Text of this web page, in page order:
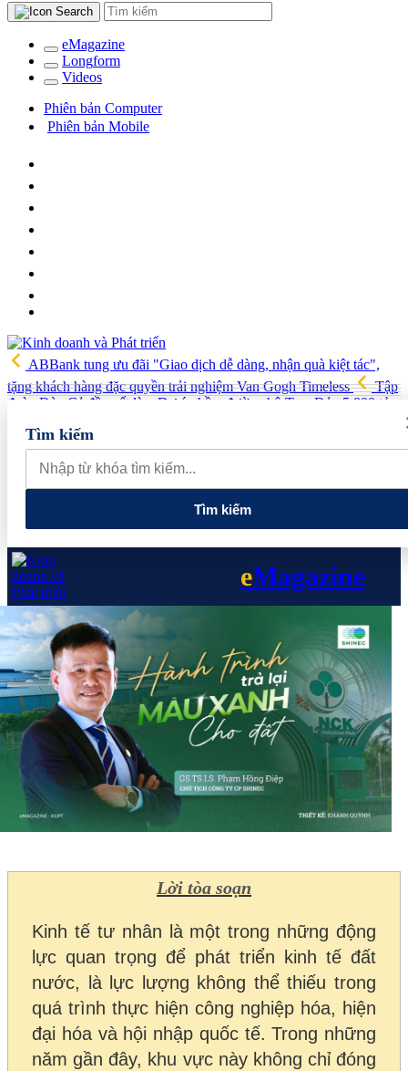
eMagazine
Longform
Videos
Phiên bản Computer
Phiên bản Mobile
ABBank tung ưu đãi "Giao dịch dễ dàng, nhận quà kiệt tác",
tặng khách hàng đặc quyền trải nghiệm Van Gogh Timeless
Tập
đoàn Đèo Cả đề xuất làm Dự án hầm đường bộ Tam Đảo 5.800 tỷ
Hải quan Lào Cai phát hiện 5 vụ vi phạm, tạm giữ gần 700 kg
thực phẩm và nhiều điện thoại nhập lậu
Lan tỏa văn hóa kinh
doanh, tìm kiếm doanh nghiệp tiêu biểu trên toàn quốc
các cửa hàng rau củ quả sạch tại Hà Nội
Tìm kiếm
Tìm kiếm
eMagazine
Lời tòa soạn
Kinh tế tư nhân là một trong những động
lực quan trọng để phát triển kinh tế đất
nước, là lực lượng không thể thiếu trong
quá trình thực hiện công nghiệp hóa, hiện
đại hóa và hội nhập quốc tế. Trong những
năm gần đây, khu vực này không chỉ đóng